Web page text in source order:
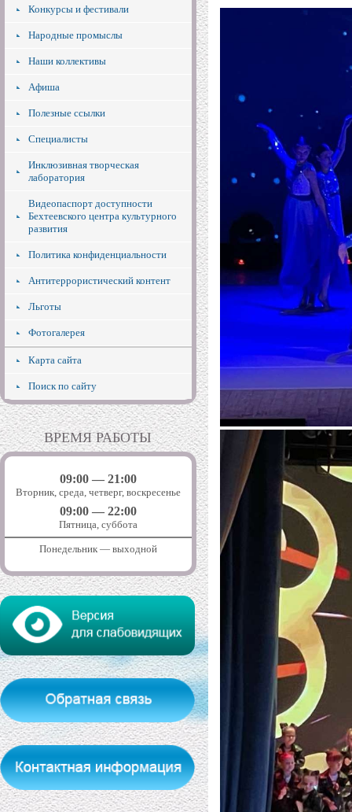
Конкурсы и фестивали
Народные промыслы
Наши коллективы
Афиша
Полезные ссылки
Специалисты
Инклюзивная творческая
лаборатория
Видеопаспорт доступности
Бехтеевского центра культурного
развития
Политика конфиденциальности
Антитеррористический контент
Льготы
Фотогалерея
Карта сайта
Поиск по сайту
ВРЕМЯ РАБОТЫ
09:00 — 21:00
Вторник, среда, четверг, воскресенье
09:00 — 22:00
Пятница, суббота
Понедельник — выходной